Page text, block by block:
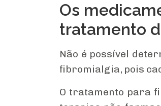
Os
tratamento
Não é possível
fibromialgia, pois
O tratamento para